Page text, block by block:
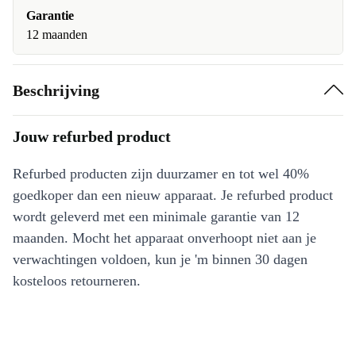
Garantie
12 maanden
Beschrijving
Jouw refurbed product
Refurbed producten zijn duurzamer en tot wel 40%
goedkoper dan een nieuw apparaat. Je refurbed product
wordt geleverd met een minimale garantie van 12
maanden. Mocht het apparaat onverhoopt niet aan je
verwachtingen voldoen, kun je 'm binnen 30 dagen
kosteloos retourneren.